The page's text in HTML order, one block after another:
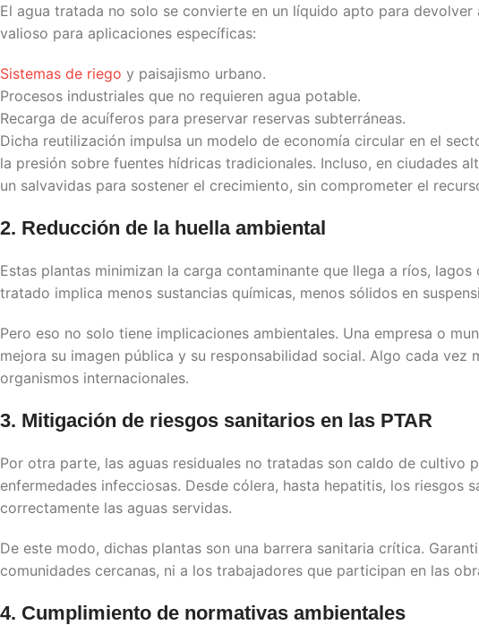
El agua tratada no solo se convierte en un líquido apto para devolver
valioso para aplicaciones específicas:
Sistemas de riego y paisajismo urbano.
Procesos industriales que no requieren agua potable.
Recarga de acuíferos para preservar reservas subterráneas.
Dicha reutilización impulsa un modelo de economía circular en el
la presión sobre fuentes hídricas tradicionales. Incluso, en ciudades
un salvavidas para sostener el crecimiento, sin comprometer el
2. Reducción de la huella ambiental
Estas plantas minimizan la carga contaminante que llega a ríos,
tratado implica menos sustancias químicas, menos sólidos en
Pero eso no solo tiene implicaciones ambientales. Una empresa o
mejora su imagen pública y su responsabilidad social. Algo cada
organismos internacionales.
3. Mitigación de riesgos sanitarios en las PTAR
Por otra parte, las aguas residuales no tratadas son caldo de cultivo
enfermedades infecciosas. Desde cólera, hasta hepatitis, los riesgos
correctamente las aguas servidas.
De este modo, dichas plantas son una barrera sanitaria crítica.
comunidades cercanas, ni a los trabajadores que participan en las
4. Cumplimiento de normativas ambientales